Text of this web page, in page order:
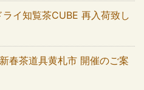
ライ知覧茶CUBE 再入荷致し
春茶道具黄札市 開催のご案